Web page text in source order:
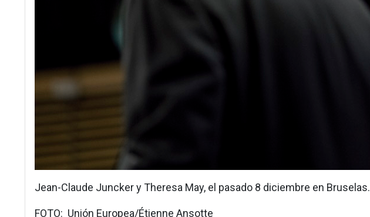
Jean-Claude Juncker y Theresa May, el pasado 8 diciembre en Bruselas.
FOTO: Unión Europea/Étienne Ansotte